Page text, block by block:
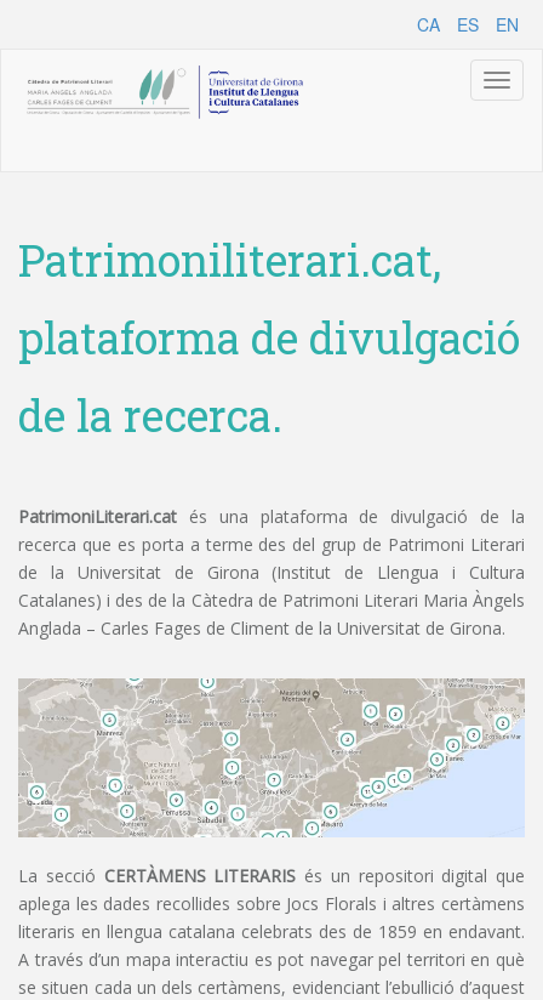
CA ES EN
Patrimoniliterari.cat,
plataforma de divulgació
de la recerca.
PatrimoniLiterari.cat és una plataforma de divulgació de la
recerca que es porta a terme des del grup de Patrimoni Literari
de la Universitat de Girona (Institut de Llengua i Cultura
Catalanes) i des de la Càtedra de Patrimoni Literari Maria Àngels
Anglada – Carles Fages de Climent de la Universitat de Girona.
La secció CERTÀMENS LITERARIS és un repositori digital que
aplega les dades recollides sobre Jocs Florals i altres certàmens
literaris en llengua catalana celebrats des de 1859 en endavant.
A través d’un mapa interactiu es pot navegar pel territori en què
se situen cada un dels certàmens, evidenciant l’ebullició d’aquest